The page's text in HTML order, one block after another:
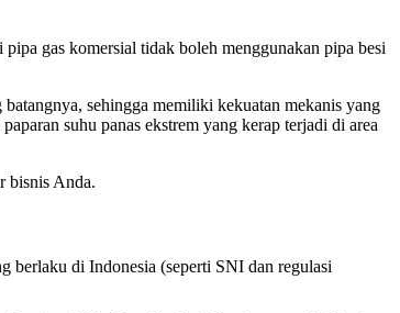
gas komersial tidak boleh menggunakan pipa besi
batangnya, sehingga memiliki kekuatan mekanis yang
suhu panas ekstrem yang kerap terjadi di area
bisnis Anda.
berlaku di Indonesia (seperti SNI dan regulasi